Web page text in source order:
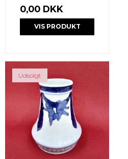
0,00 DKK
VIS PRODUKT
Udsolgt